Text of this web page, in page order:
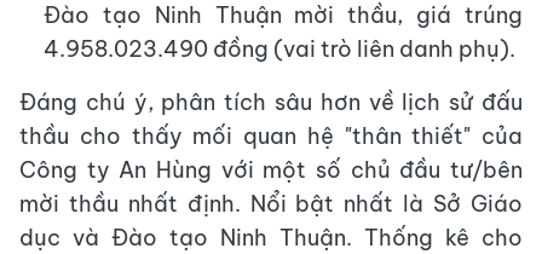
Đào tạo Ninh Thuận mời thầu, giá trúng
4.958.023.490 đồng (vai trò liên danh phụ).
Đáng chú ý, phân tích sâu hơn về lịch sử đấu
thầu cho thấy mối quan hệ "thân thiết" của
Công ty An Hùng với một số chủ đầu tư/bên
mời thầu nhất định. Nổi bật nhất là Sở Giáo
dục và Đào tạo Ninh Thuận. Thống kê cho